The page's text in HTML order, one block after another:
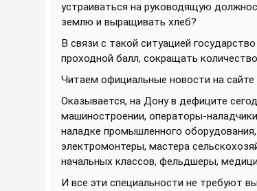
устраиваться на руководящую
землю и выращивать хлеб?
В связи с такой ситуацией
проходной балл, сокращать
Читаем официальные новости на
Оказывается, на Дону в дефиците
машиностроении, операторы-
наладке промышленного
электромонтеры, мастера
начальных классов, фельдшеры,
И все эти специальности не требуют